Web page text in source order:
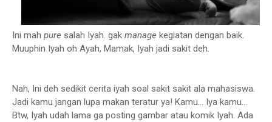
Ini mah pure salah Iyah. gak manage kegiatan dengan baik.
Muuphin Iyah oh Ayah, Mamak, Iyah jadi sakit deh.
Nah, Ini deh sedikit cerita iyah soal sakit sakit ala mahasiswa.
Jadi kamu jangan lupa makan teratur ya! Kamu... Iya kamu...
Btw, Iyah udah lama ga posting gambar atau komik Iyah. Ada